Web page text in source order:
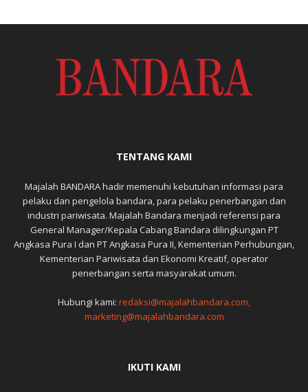
TENTANG KAMI
Majalah BANDARA hadir memenuhi kebutuhan informasi para
pelaku dan pengelola bandara, para pelaku penerbangan dan
industri pariwisata. Majalah Bandara menjadi referensi para
General Manager/Kepala Cabang Bandara dilingkungan PT
Angkasa Pura I dan PT Angkasa Pura II, Kementerian Perhubungan,
Kementerian Pariwisata dan Ekonomi Kreatif, operator
penerbangan serta masyarakat umum.
Hubungi kami: redaksi@majalahbandara.com,
marketing@majalahbandara.com
IKUTI KAMI